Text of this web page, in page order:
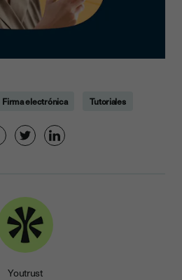
Firma electrónica Tutoriales
Youtrust